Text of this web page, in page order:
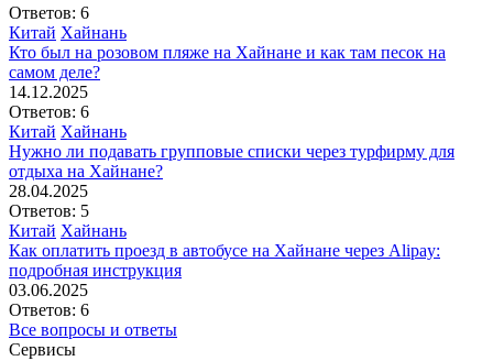
Ответов: 6
Китай Хайнань
Кто был на розовом пляже на Хайнане и как там песок на
самом деле?
14.12.2025
Ответов: 6
Китай Хайнань
Нужно ли подавать групповые списки через турфирму для
отдыха на Хайнане?
28.04.2025
Ответов: 5
Китай Хайнань
Как оплатить проезд в автобусе на Хайнане через Alipay:
подробная инструкция
03.06.2025
Ответов: 6
Все вопросы и ответы
Сервисы